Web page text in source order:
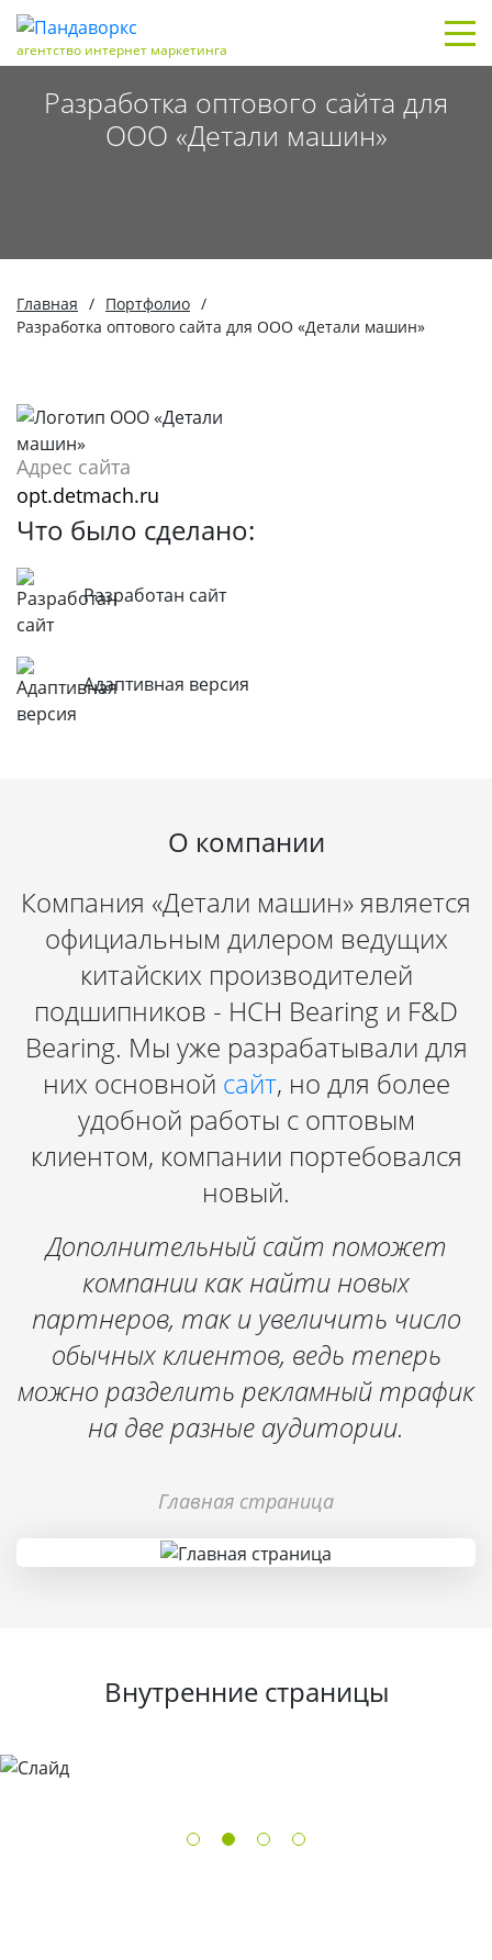
агентство интернет маркетинга
Разработка оптового сайта для
ООО «Детали машин»
Главная / Портфолио /
Разработка оптового сайта для ООО «Детали машин»
Адрес сайта
opt.detmach.ru
Что было сделано:
Разработан сайт
Адаптивная версия
О компании
Компания «Детали машин» является
официальным дилером ведущих
китайских производителей
подшипников - HCH Bearing и F&D
Bearing. Мы уже разрабатывали для
них основной сайт, но для более
удобной работы с оптовым
клиентом, компании портебовался
новый.
Дополнительный сайт поможет
компании как найти новых
партнеров, так и увеличить число
обычных клиентов, ведь теперь
можно разделить рекламный трафик
на две разные аудитории.
Главная страница
Внутренние страницы